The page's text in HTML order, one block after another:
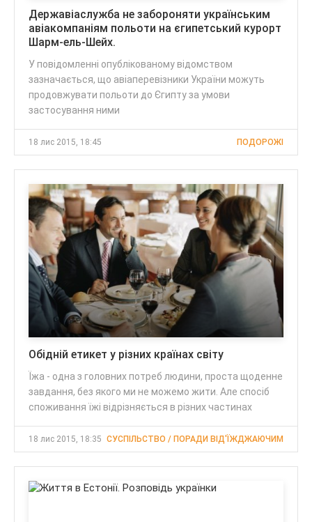
Державіаслужба не забороняти українським
авіакомпаніям польоти на єгипетський курорт
Шарм-ель-Шейх.
У повідомленні опублікованому відомством
зазначається, що авіаперевізники України можуть
продовжувати польоти до Єгипту за умови
застосування ними
18 лис 2015, 18:45 ПОДОРОЖІ
Обідній етикет у різних країнах світу
Їжа - одна з головних потреб людини, проста щоденне
завдання, без якого ми не можемо жити. Але спосіб
споживання їжі відрізняється в різних частинах
18 лис 2015, 18:35 СУСПІЛЬСТВО / ПОРАДИ ВІД'ЇЖДЖАЮЧИМ